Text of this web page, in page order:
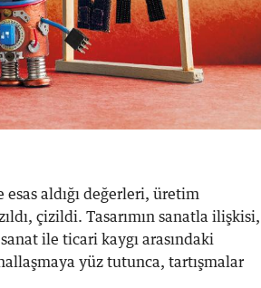
aldığı değerleri, üretim
çizildi. Tasarımın sanatla ilişkisi,
ile ticari kaygı arasındaki
yüz tutunca, tartışmalar